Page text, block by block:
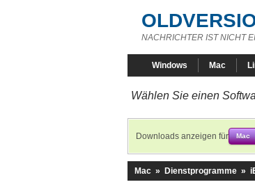
NACHRICHTER IST NICHT
Windows Mac
Wählen Sie einen
Downloads anzeigen für Mac
Mac » Dienstprogramme »